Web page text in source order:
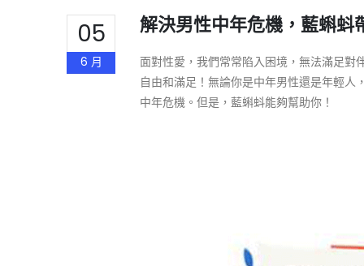
05
6 月
解決男性中年危機，藍蝌蚪
面對性愛，我們常常陷入困境，無法滿足對
自由和滿足！無論你是中年男性還是年輕
中年危機。但是，藍蝌蚪能夠幫助你！